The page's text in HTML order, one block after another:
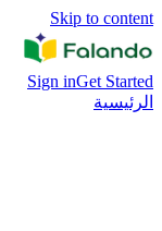
Skip to content
Sign inGet Started
الرئيسية